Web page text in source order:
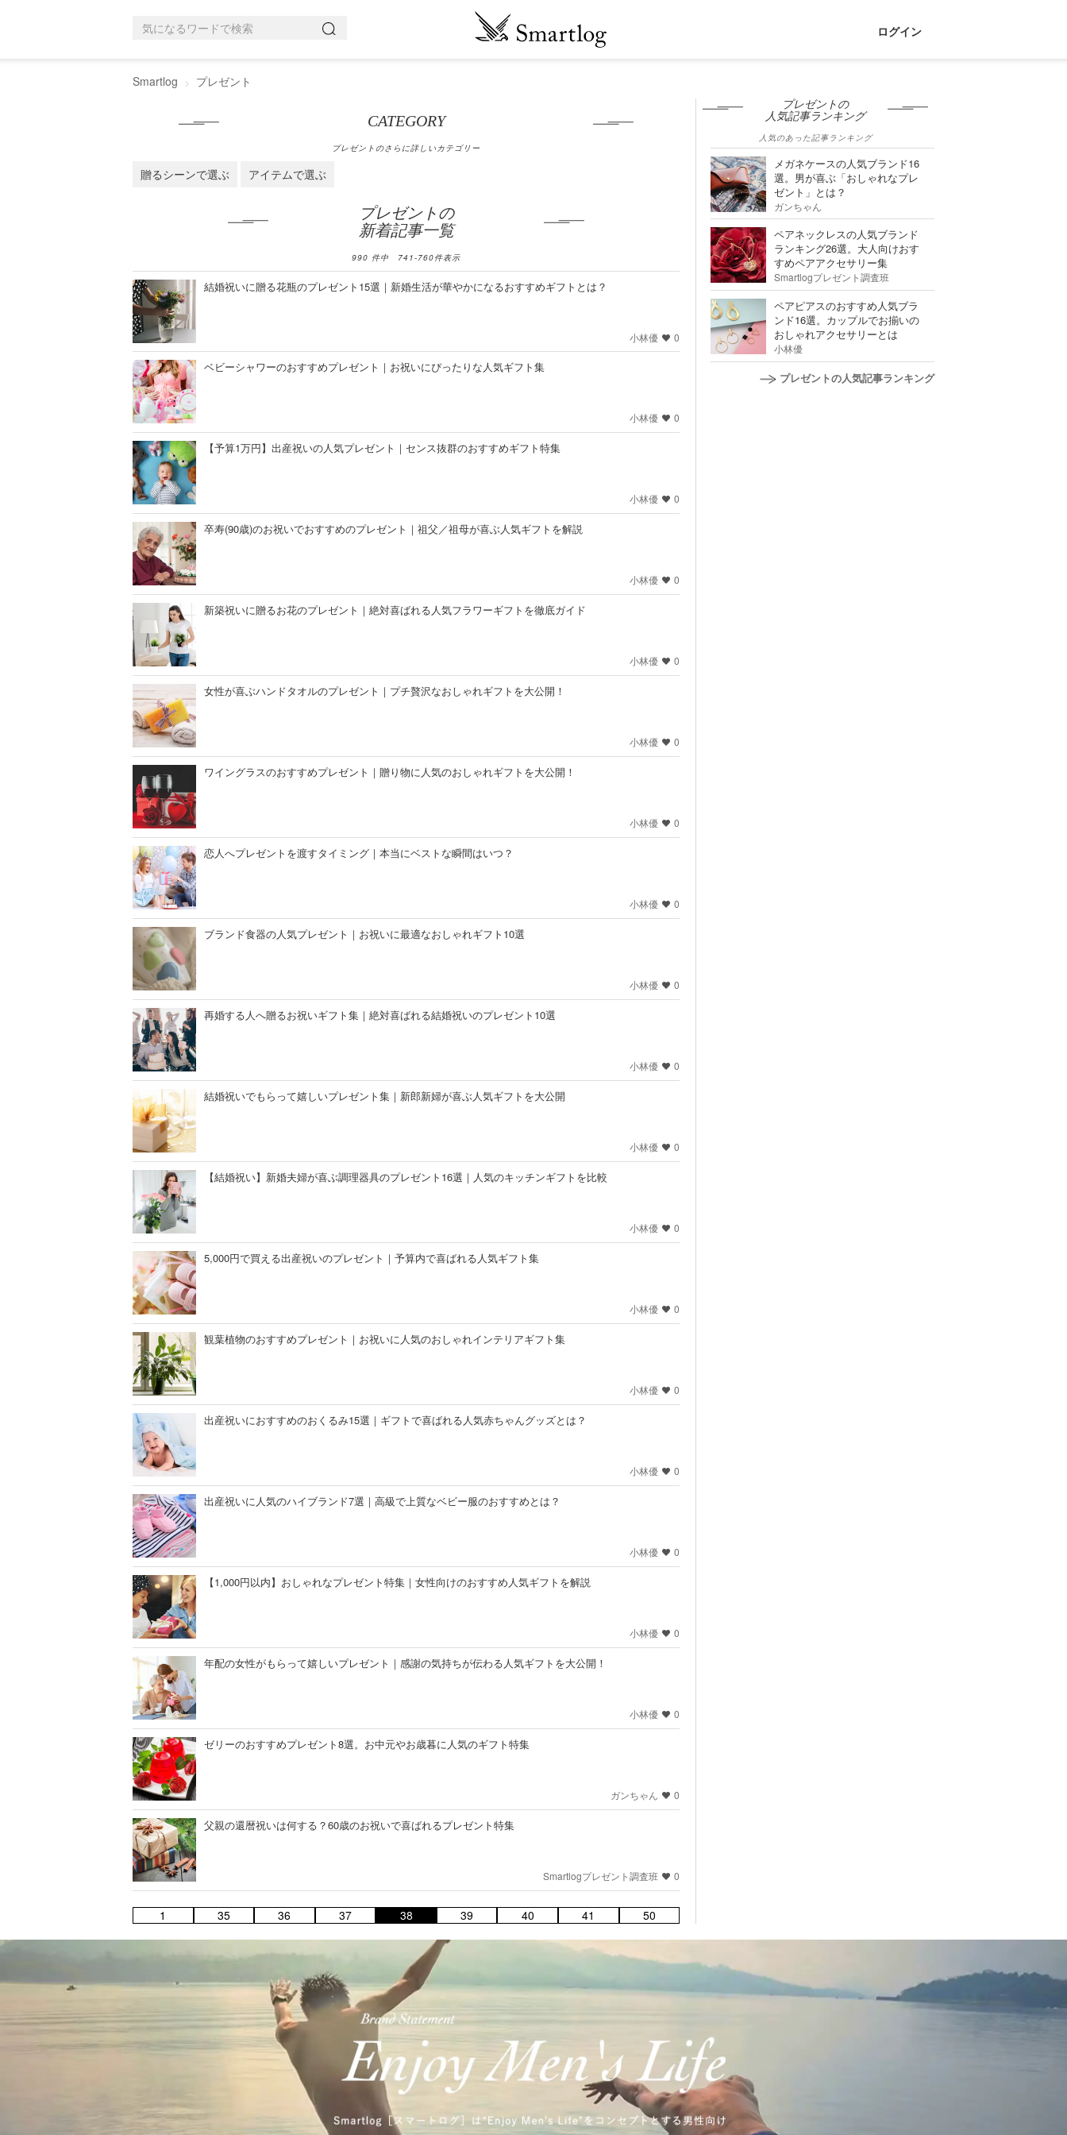
ログイン
Smartlog プレゼント
CATEGORY
プレゼントのさらに詳しいカテゴリー
贈るシーンで選ぶ アイテムで選ぶ
プレゼントの
新着記事一覧
990 件中 741-760件表示
結婚祝いに贈る花瓶のプレゼント15選｜新婚生活が華やかになるおすすめギフトとは？
小林優 0
ベビーシャワーのおすすめプレゼント｜お祝いにぴったりな人気ギフト集
小林優 0
【予算1万円】出産祝いの人気プレゼント｜センス抜群のおすすめギフト特集
小林優 0
卒寿(90歳)のお祝いでおすすめのプレゼント｜祖父／祖母が喜ぶ人気ギフトを解説
小林優 0
新築祝いに贈るお花のプレゼント｜絶対喜ばれる人気フラワーギフトを徹底ガイド
小林優 0
女性が喜ぶハンドタオルのプレゼント｜プチ贅沢なおしゃれギフトを大公開！
小林優 0
ワイングラスのおすすめプレゼント｜贈り物に人気のおしゃれギフトを大公開！
小林優 0
恋人へプレゼントを渡すタイミング｜本当にベストな瞬間はいつ？
小林優 0
ブランド食器の人気プレゼント｜お祝いに最適なおしゃれギフト10選
小林優 0
再婚する人へ贈るお祝いギフト集｜絶対喜ばれる結婚祝いのプレゼント10選
小林優 0
結婚祝いでもらって嬉しいプレゼント集｜新郎新婦が喜ぶ人気ギフトを大公開
小林優 0
【結婚祝い】新婚夫婦が喜ぶ調理器具のプレゼント16選｜人気のキッチンギフトを比較
小林優 0
5,000円で買える出産祝いのプレゼント｜予算内で喜ばれる人気ギフト集
小林優 0
観葉植物のおすすめプレゼント｜お祝いに人気のおしゃれインテリアギフト集
小林優 0
出産祝いにおすすめのおくるみ15選｜ギフトで喜ばれる人気赤ちゃんグッズとは？
小林優 0
出産祝いに人気のハイブランド7選｜高級で上質なベビー服のおすすめとは？
小林優 0
【1,000円以内】おしゃれなプレゼント特集｜女性向けのおすすめ人気ギフトを解説
小林優 0
年配の女性がもらって嬉しいプレゼント｜感謝の気持ちが伝わる人気ギフトを大公開！
小林優 0
ゼリーのおすすめプレゼント8選。お中元やお歳暮に人気のギフト特集
ガンちゃん 0
父親の還暦祝いは何する？60歳のお祝いで喜ばれるプレゼント特集
Smartlogプレゼント調査班 0
1 35 36 37 38 39 40 41 50
プレゼントの
人気記事ランキング
人気のあった記事ランキング
メガネケースの人気ブランド16
選。男が喜ぶ「おしゃれなプレ
ゼント」とは？
ガンちゃん
ペアネックレスの人気ブランド
ランキング26選。大人向けおす
すめペアアクセサリー集
Smartlogプレゼント調査班
ペアピアスのおすすめ人気ブラ
ンド16選。カップルでお揃いの
おしゃれアクセサリーとは
小林優
プレゼントの人気記事ランキング